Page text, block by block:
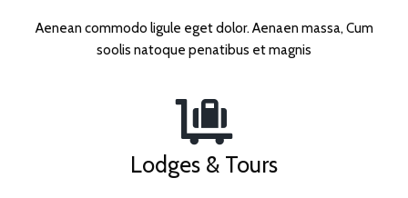
Aenean commodo ligule eget dolor. Aenaen massa, Cum
soolis natoque penatibus et magnis
Lodges & Tours